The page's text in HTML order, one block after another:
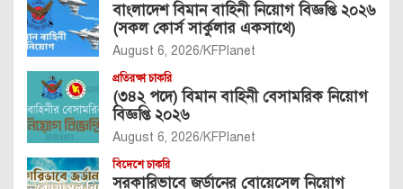
বাংলাদেশ বিমান বাহিনী নিয়োগ বিজ্ঞপ্তি ২০২৬
(সকল কোর্স সার্কুলার একসাথে)
August 6, 2026 KFPlanet
প্রতিরক্ষা চাকরি
(৩৪২ পদে) বিমান বাহিনী বেসামরিক নিয়োগ
বিজ্ঞপ্তি ২০২৬
August 6, 2026 KFPlanet
বিদেশে চাকরি
সরকারিভাবে জর্ডানের বোয়েসেল নিয়োগ